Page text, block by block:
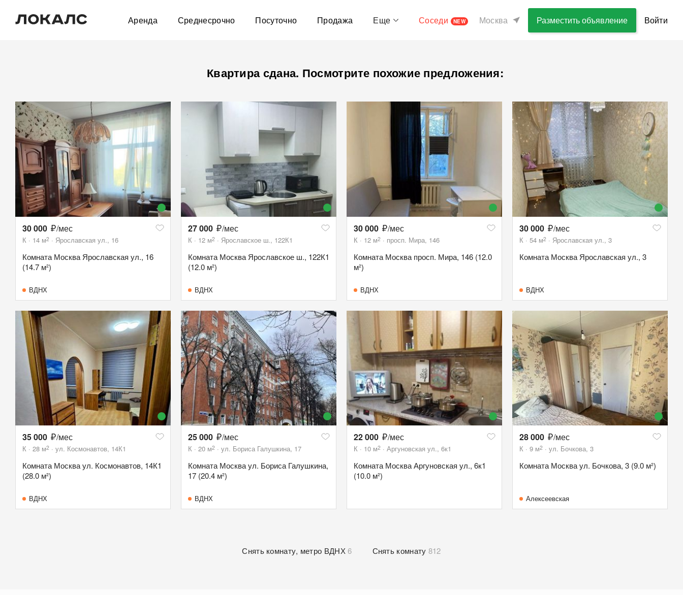
Аренда Среднесрочно Посуточно Продажа Еще Соседи NEW Москва Разместить объявление Войти
Квартира сдана. Посмотрите похожие предложения:
30 000 /мес
К 14 м2 Ярославская ул., 16
Комната Москва Ярославская ул., 16
(14.7 м²)
ВДНХ
27 000 /мес
К 12 м2 Ярославское ш., 122К1
Комната Москва Ярославское ш., 122К1
(12.0 м²)
ВДНХ
30 000 /мес
К 12 м2 просп. Мира, 146
Комната Москва просп. Мира, 146 (12.0
м²)
ВДНХ
30 000 /мес
К 54 м2 Ярославская ул., 3
Комната Москва Ярославская ул., 3
ВДНХ
35 000 /мес
К 28 м2 ул. Космонавтов, 14К1
Комната Москва ул. Космонавтов, 14К1
(28.0 м²)
ВДНХ
25 000 /мес
К 20 м2 ул. Бориса Галушкина, 17
Комната Москва ул. Бориса Галушкина,
17 (20.4 м²)
ВДНХ
22 000 /мес
К 10 м2 Аргуновская ул., 6к1
Комната Москва Аргуновская ул., 6к1
(10.0 м²)
28 000 /мес
К 9 м2 ул. Бочкова, 3
Комната Москва ул. Бочкова, 3 (9.0 м²)
Алексеевская
Снять комнату, метро ВДНХ 6 Снять комнату 812